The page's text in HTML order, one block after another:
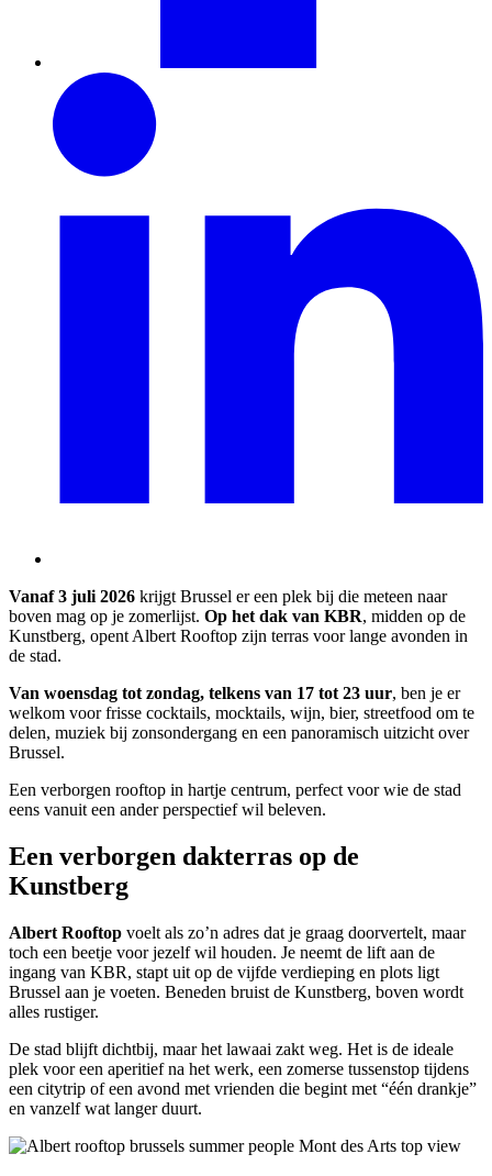
Vanaf 3 juli 2026 krijgt Brussel er een plek bij die meteen naar
boven mag op je zomerlijst. Op het dak van KBR, midden op de
Kunstberg, opent Albert Rooftop zijn terras voor lange avonden in
de stad.
Van woensdag tot zondag, telkens van 17 tot 23 uur, ben je er
welkom voor frisse cocktails, mocktails, wijn, bier, streetfood om te
delen, muziek bij zonsondergang en een panoramisch uitzicht over
Brussel.
Een verborgen rooftop in hartje centrum, perfect voor wie de stad
eens vanuit een ander perspectief wil beleven.
Een verborgen dakterras op de
Kunstberg
Albert Rooftop voelt als zo’n adres dat je graag doorvertelt, maar
toch een beetje voor jezelf wil houden. Je neemt de lift aan de
ingang van KBR, stapt uit op de vijfde verdieping en plots ligt
Brussel aan je voeten. Beneden bruist de Kunstberg, boven wordt
alles rustiger.
De stad blijft dichtbij, maar het lawaai zakt weg. Het is de ideale
plek voor een aperitief na het werk, een zomerse tussenstop tijdens
een citytrip of een avond met vrienden die begint met “één drankje”
en vanzelf wat langer duurt.